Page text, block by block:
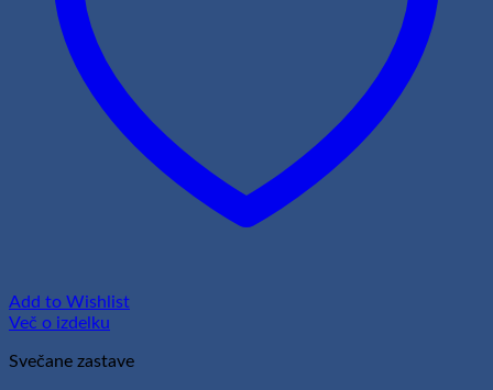
Add to Wishlist
Več o izdelku
Svečane zastave